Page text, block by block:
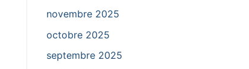
novembre 2025
octobre 2025
septembre 2025